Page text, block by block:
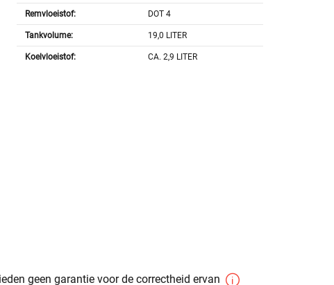
Remvloeistof: DOT 4
Tankvolume: 19,0 LITER
Koelvloeistof: CA. 2,9 LITER
geen garantie voor de correctheid ervan